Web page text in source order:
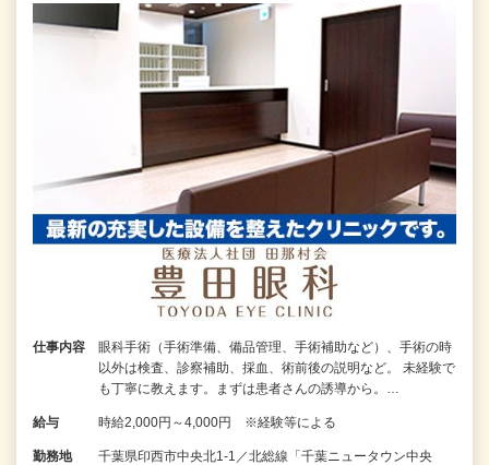
仕事内容
眼科手術（手術準備、備品管理、手術補助など）、手術の時
以外は検査、診察補助、採血、術前後の説明など。 未経験で
も丁寧に教えます。まずは患者さんの誘導から。…
給与 時給2,000円～4,000円 ※経験等による
勤務地
千葉県印西市中央北1-1／北総線「千葉ニュータウン中央